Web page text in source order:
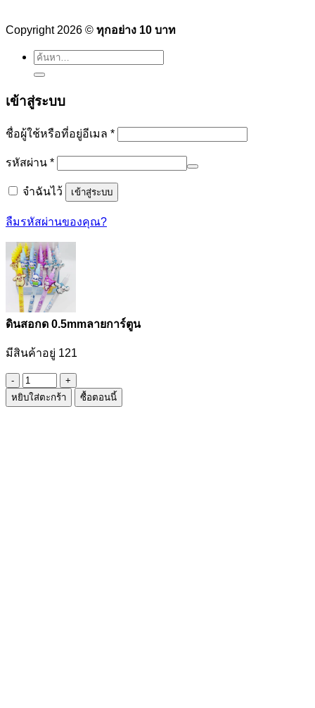
Copyright 2026 © ทุกอย่าง 10 บาท
ค้นหา:
เข้าสู่ระบบ
ชื่อผู้ใช้หรือที่อยู่อีเมล *ต้องการ
รหัสผ่าน *ต้องการ
จำฉันไว้ เข้าสู่ระบบ
ลืมรหัสผ่านของคุณ?
ดินสอกด 0.5mmลายการ์ตูน
มีสินค้าอยู่ 121
จำนวน
ดินสอ
หยิบใส่ตะกร้า ซื้อตอนนี้